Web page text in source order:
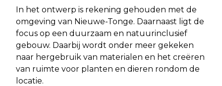
In het ontwerp is rekening gehouden met de
omgeving van Nieuwe-Tonge. Daarnaast ligt de
focus op een duurzaam en natuurinclusief
gebouw. Daarbij wordt onder meer gekeken
naar hergebruik van materialen en het creëren
van ruimte voor planten en dieren rondom de
locatie.